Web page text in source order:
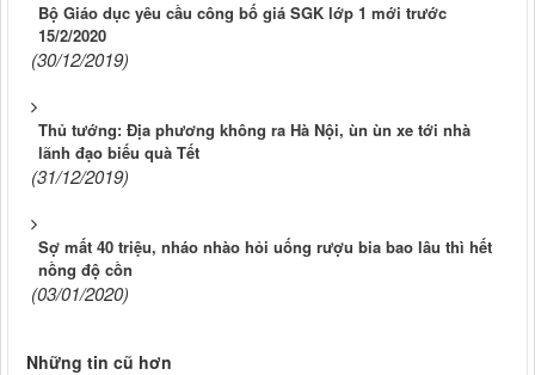
Bộ Giáo dục yêu cầu công bố giá SGK lớp 1 mới trước
15/2/2020
(30/12/2019)
Thủ tướng: Địa phương không ra Hà Nội, ùn ùn xe tới nhà
lãnh đạo biếu quà Tết
(31/12/2019)
Sợ mất 40 triệu, nháo nhào hỏi uống rượu bia bao lâu thì hết
nồng độ cồn
(03/01/2020)
Những tin cũ hơn